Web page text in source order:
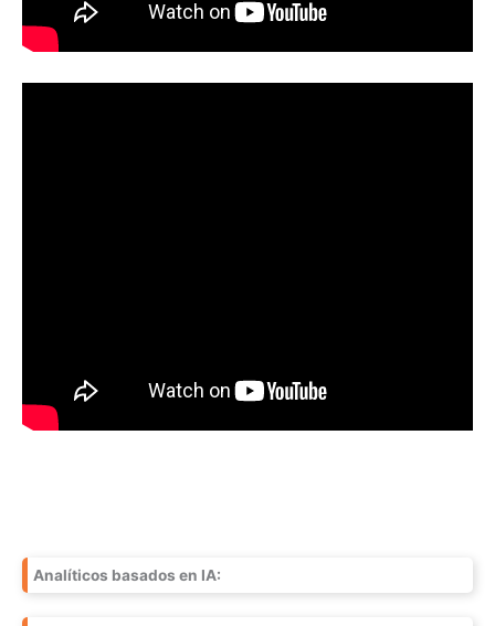
Analíticos basados en IA: